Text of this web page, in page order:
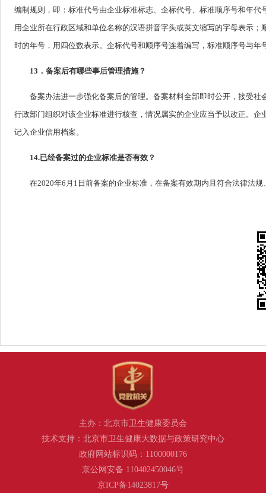
编制规则，即：标准代号由企业标准标志、企标代号、标准顺序号和年
用企业所在行政区域和单位名称的汉语拼音字头或英文缩写的字母表示
时的年号，用四位数表示。企标代号和顺序号连着编写，标准顺序号与年
13．备案后有哪些事后管理措施？
备案办法进一步强化备案后的管理。备案材料全部即时公开，接受
行政部门组织对该企业标准进行核查，情况属实的企业应当予以改正。
记入企业信用档案。
14.已经备案过的企业标准是否有效？
在2020年6月1日前备案的企业标准，在备案有效期内且符合法律法
主办：北京市卫生健康委员会
技术支持：北京市卫生健康大数据与政策研究中心
政府网站标识码：1100000176
京公网安备 110402450046号
京ICP备14023817号